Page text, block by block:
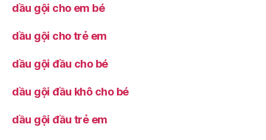
dầu gội cho em bé
dầu gội cho trẻ em
dầu gội đầu cho bé
dầu gội đầu khô cho bé
dầu gội đầu trẻ em